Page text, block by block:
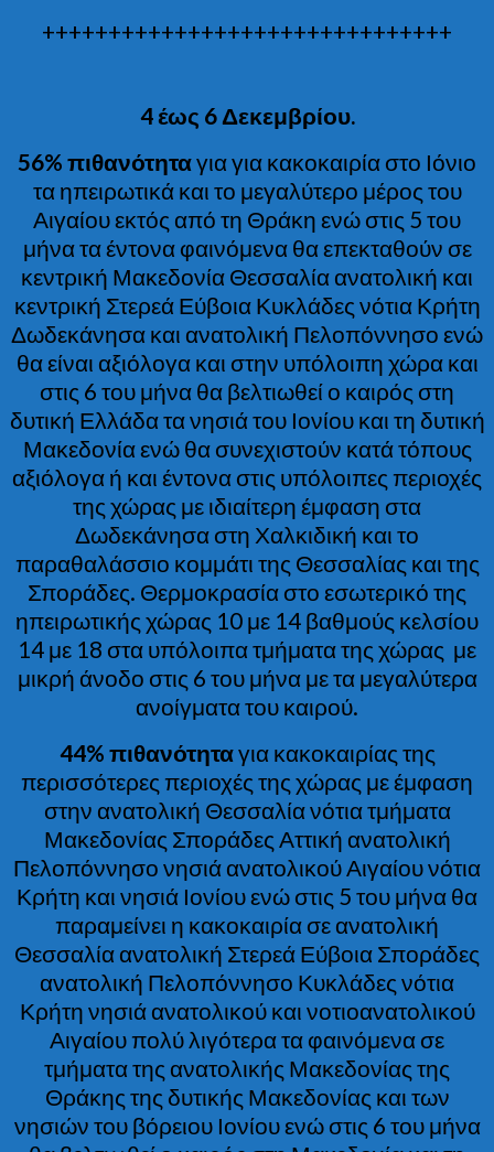
+++++++++++++++++++++++++++++++
4 έως 6 Δεκεμβρίου.
56% πιθανότηταγια για κακοκαιρία στο Ιόνιο
τα ηπειρωτικά και το μεγαλύτερο μέρος του
Αιγαίου εκτός από τη Θράκη ενώ στις 5 του
μήνα τα έντονα φαινόμενα θα επεκταθούν σε
κεντρική Μακεδονία Θεσσαλία ανατολική και
κεντρική Στερεά Εύβοια Κυκλάδες νότια Κρήτη
Δωδεκάνησα και ανατολική Πελοπόννησο ενώ
θα είναι αξιόλογα και στην υπόλοιπη χώρα και
στις 6 του μήνα θα βελτιωθεί ο καιρός στη
δυτική Ελλάδα τα νησιά του Ιονίου και τη δυτική
Μακεδονία ενώ θα συνεχιστούν κατά τόπους
αξιόλογα ή και έντονα στις υπόλοιπες περιοχές
της χώρας με ιδιαίτερη έμφαση στα
Δωδεκάνησα στη Χαλκιδική και το
παραθαλάσσιο κομμάτι της Θεσσαλίας και της
Σποράδες. Θερμοκρασία στο εσωτερικό της
ηπειρωτικής χώρας 10 με 14 βαθμούς κελσίου
14 με 18 στα υπόλοιπα τμήματα της χώρας με
μικρή άνοδο στις 6 του μήνα με τα μεγαλύτερα
ανοίγματα του καιρού.
44% πιθανότηταγια κακοκαιρίας της
περισσότερες περιοχές της χώρας με έμφαση
στην ανατολική Θεσσαλία νότια τμήματα
Μακεδονίας Σποράδες Αττική ανατολική
Πελοπόννησο νησιά ανατολικού Αιγαίου νότια
Κρήτη και νησιά Ιονίου ενώ στις 5 του μήνα θα
παραμείνει η κακοκαιρία σε ανατολική
Θεσσαλία ανατολική Στερεά Εύβοια Σποράδες
ανατολική Πελοπόννησο Κυκλάδες νότια
Κρήτη νησιά ανατολικού και νοτιοανατολικού
Αιγαίου πολύ λιγότερα τα φαινόμενα σε
τμήματα της ανατολικής Μακεδονίας της
Θράκης της δυτικής Μακεδονίας και των
νησιών του βόρειου Ιονίου ενώ στις 6 του μήνα